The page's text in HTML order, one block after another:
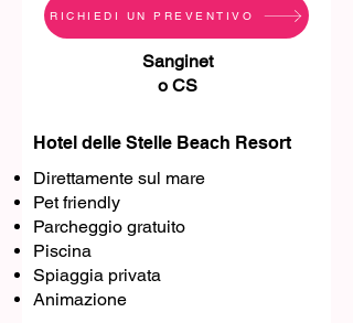
RICHIEDI UN PREVENTIVO
Sanginet
o CS
Hotel delle Stelle Beach Resort
Direttamente sul mare
Pet friendly
Parcheggio gratuito
Piscina
Spiaggia privata
Animazione